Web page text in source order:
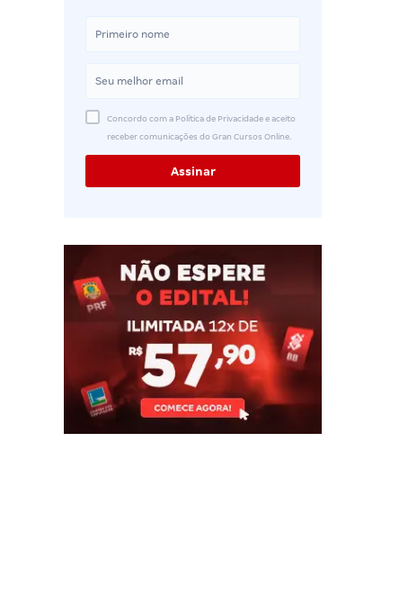
Concordo com a Política de Privacidade e aceito
receber comunicações do Gran Cursos Online.